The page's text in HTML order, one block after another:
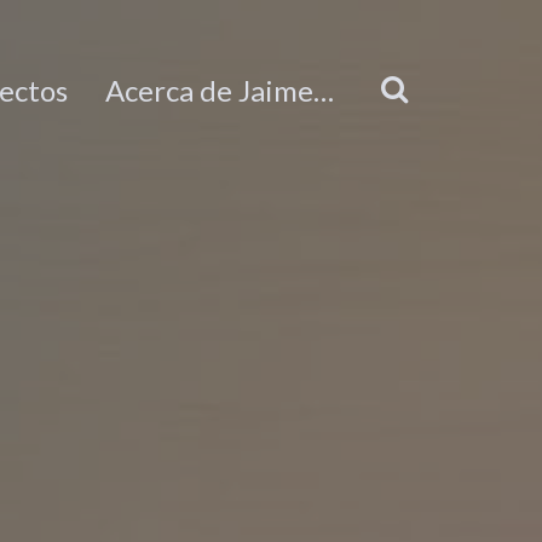
Acerca de Jaime…